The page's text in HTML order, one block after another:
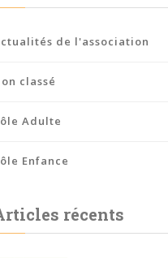
de l'association
classé
Adulte
Enfance
récents